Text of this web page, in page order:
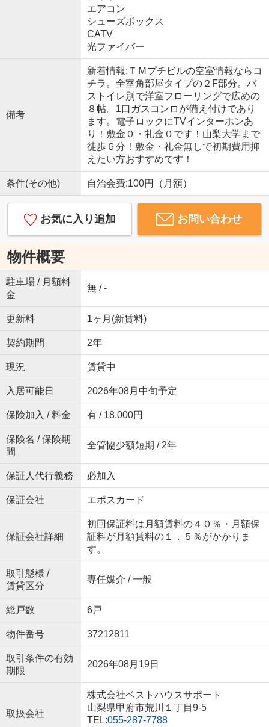
エアコン
シューズボックス
CATV
光ファイバー
備考
新着情報:ＴＭプチビルの空室情報ならコ
チラ。全室角部屋タイプの２F部分。バ
ストイレ別で洋室フローリングで広めの
８帖。1口ガスコンロが備え付けであり
ます。電子ロックにTVインターホンあ
り！敷金０・礼金０です！山梨大学まで
徒歩６分！敷金・礼金無しで初期費用抑
えたい方おすすめです！
条件(その他) 自治会費:100円（月額）
お気に入り追加 お問い合わせ
物件概要
駐車場 / 月額料
金
無 / -
更新料 1ヶ月(新賃料)
契約期間 2年
現況 賃貸中
入居可能日 2026年08月中旬予定
保険加入 / 料金 有 / 18,000円
保険名 / 保険期
間
全管協少額短期 / 2年
保証人代行義務 必加入
保証会社 エポスカード
保証会社詳細
初回保証料は月額賃料の４０％・月額保
証料が月額賃料の１．５％がかかりま
す。
取引態様 /
賃貸区分
専任媒介 / 一般
総戸数 6戸
物件番号 37212811
取引条件の有効
期限
2026年08月19日
取扱会社
株式会社ベストハウスサポート
山梨県甲府市荒川１丁目9-5
TEL:055-287-7788